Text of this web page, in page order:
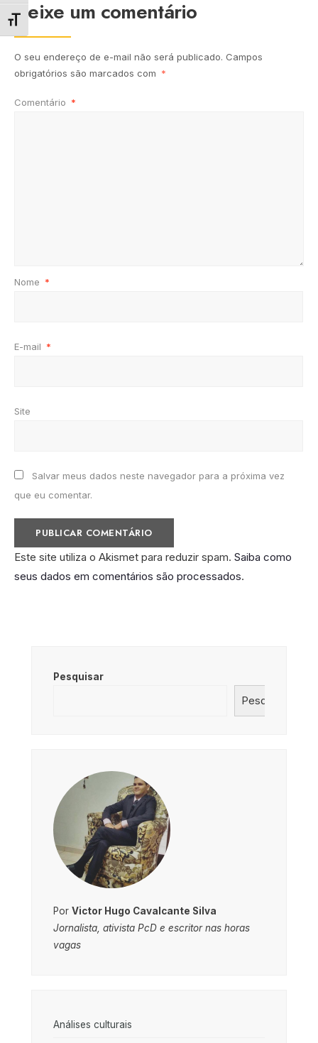
Alternar tamanho da fonte
Deixe um comentário
O seu endereço de e-mail não será publicado. Campos
obrigatórios são marcados com *
Comentário *
Nome *
E-mail *
Site
Salvar meus dados neste navegador para a próxima vez
que eu comentar.
Este site utiliza o Akismet para reduzir spam. Saiba como
seus dados em comentários são processados.
Pesquisar
Pesquisar
Por Victor Hugo Cavalcante Silva
Jornalista, ativista PcD e escritor nas horas
vagas
Análises culturais